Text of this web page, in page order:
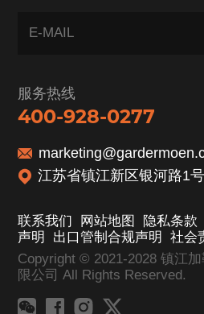
服务热线
400-928-0277
江苏省镇江新区银河路1号
联系我们 网站地图 隐私条款
声明
出口管制合规声明
社会
Copyright © 2021-2028 镇江
限公司 All Rights Reserved.